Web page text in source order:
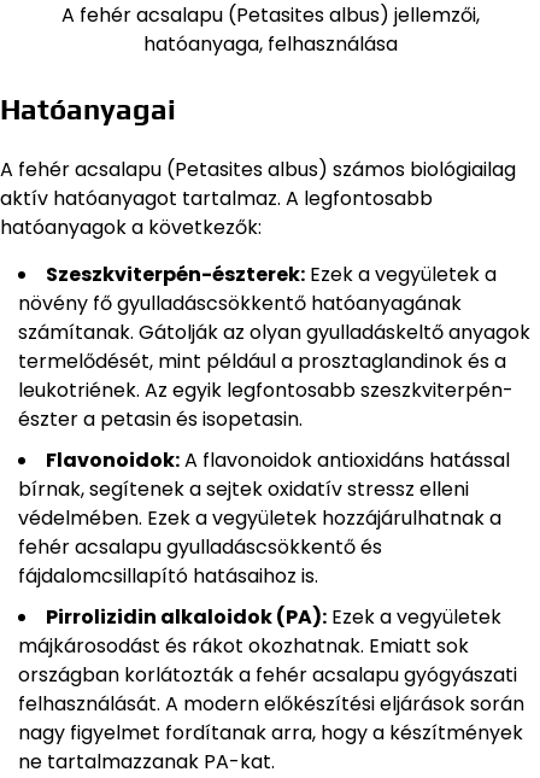
A fehér acsalapu (Petasites albus) jellemzői,
hatóanyaga, felhasználása
Hatóanyagai
A fehér acsalapu (Petasites albus) számos biológiailag
aktív hatóanyagot tartalmaz. A legfontosabb
hatóanyagok a következők:
Szeszkviterpén-észterek: Ezek a vegyületek a
növény fő gyulladáscsökkentő hatóanyagának
számítanak. Gátolják az olyan gyulladáskeltő anyagok
termelődését, mint például a prosztaglandinok és a
leukotriének. Az egyik legfontosabb szeszkviterpén-
észter a petasin és isopetasin.
Flavonoidok:A flavonoidok antioxidáns hatással
bírnak, segítenek a sejtek oxidatív stressz elleni
védelmében. Ezek a vegyületek hozzájárulhatnak a
fehér acsalapu gyulladáscsökkentő és
fájdalomcsillapító hatásaihoz is.
Pirrolizidin alkaloidok (PA): Ezek a vegyületek
májkárosodást és rákot okozhatnak. Emiatt sok
országban korlátozták a fehér acsalapu gyógyászati
felhasználását. A modern előkészítési eljárások során
nagy figyelmet fordítanak arra, hogy a készítmények
ne tartalmazzanak PA-kat.